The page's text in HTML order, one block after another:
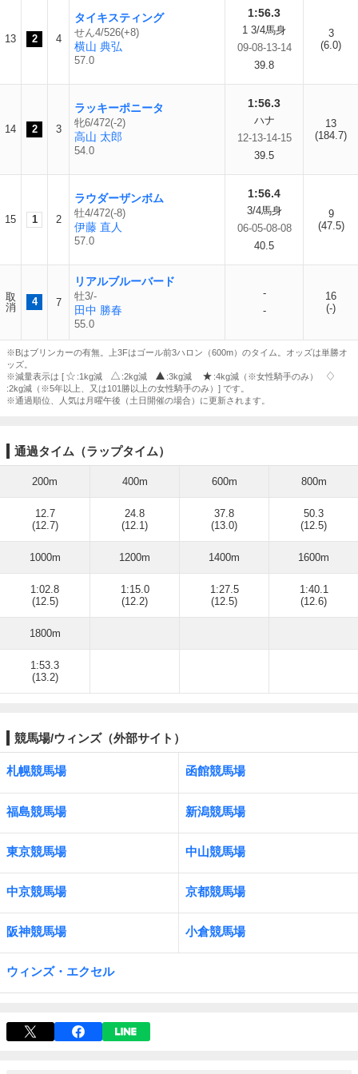
13 2 4
タイキスティング
せん4/526(+8)
横山 典弘
57.0
1:56.3
1 3/4馬身
09-08-13-14
39.8
3
(6.0)
14 2 3
ラッキーポニータ
牝6/472(-2)
高山 太郎
54.0
1:56.3
ハナ
12-13-14-15
39.5
13
(184.7)
15 1 2
ラウダーザンボム
牡4/472(-8)
伊藤 直人
57.0
1:56.4
3/4馬身
06-05-08-08
40.5
9
(47.5)
取
消
4 7
リアルブルーバード
牡3/-
田中 勝春
55.0
-
-
16
(-)
※Bはブリンカーの有無。上3Fはゴール前3ハロン（600m）のタイム。オッズは単勝オ
ッズ。
※減量表示は [
:1kg減 :2kg減 :3kg減
:4kg減（※女性騎手のみ）
:2kg減（※5年以上、又は101勝以上の女性騎手のみ）] です。
※通過順位、人気は月曜午後（土日開催の場合）に更新されます。
通過タイム（ラップタイム）
200m 400m 600m 800m
12.7
(12.7)
24.8
(12.1)
37.8
(13.0)
50.3
(12.5)
1000m 1200m 1400m 1600m
1:02.8
(12.5)
1:15.0
(12.2)
1:27.5
(12.5)
1:40.1
(12.6)
1800m
1:53.3
(13.2)
競馬場/ウィンズ（外部サイト）
札幌競馬場 函館競馬場
福島競馬場 新潟競馬場
東京競馬場 中山競馬場
中京競馬場 京都競馬場
阪神競馬場 小倉競馬場
ウィンズ・エクセル